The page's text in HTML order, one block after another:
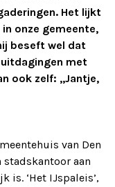
Het lijkt
onze gemeente,
beseft wel dat
met
ook zelf: ,,Jantje,
van Den
stadskantoor aan
is. ‘Het IJspaleis’,